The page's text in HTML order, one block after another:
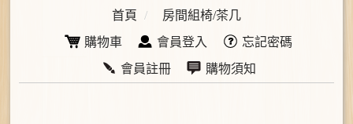
辦公椅系列
辦公週邊系列
沙發/茶几系列
首頁 /
房間組椅/茶几
購物車
會員登入
忘記密碼
會員註冊
購物須知